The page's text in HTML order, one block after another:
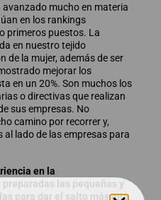
mucho en materia
en los rankings
primeros puestos. La
en nuestro tejido
de la mujer, además de ser
mejorar los
en un 20%. Son muchos los
o directivas que realizan
sus empresas. No
camino por recorrer y,
al lado de las empresas para
en la
las pequeñas y
para dar el salto más allá